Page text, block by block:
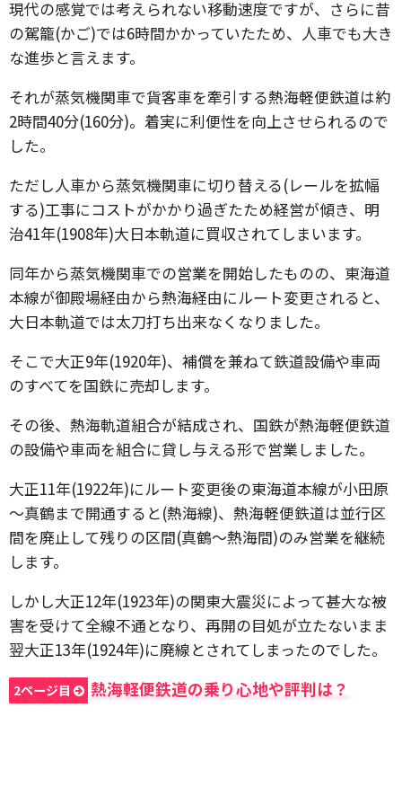
現代の感覚では考えられない移動速度ですが、さらに昔
の駕籠(かご)では6時間かかっていたため、人車でも大き
な進歩と言えます。
それが蒸気機関車で貨客車を牽引する熱海軽便鉄道は約
2時間40分(160分)。着実に利便性を向上させられるので
した。
ただし人車から蒸気機関車に切り替える(レールを拡幅
する)工事にコストがかかり過ぎたため経営が傾き、明
治41年(1908年)大日本軌道に買収されてしまいます。
同年から蒸気機関車での営業を開始したものの、東海道
本線が御殿場経由から熱海経由にルート変更されると、
大日本軌道では太刀打ち出来なくなりました。
そこで大正9年(1920年)、補償を兼ねて鉄道設備や車両
のすべてを国鉄に売却します。
その後、熱海軌道組合が結成され、国鉄が熱海軽便鉄道
の設備や車両を組合に貸し与える形で営業しました。
大正11年(1922年)にルート変更後の東海道本線が小田原
～真鶴まで開通すると(熱海線)、熱海軽便鉄道は並行区
間を廃止して残りの区間(真鶴～熱海間)のみ営業を継続
します。
しかし大正12年(1923年)の関東大震災によって甚大な被
害を受けて全線不通となり、再開の目処が立たないまま
翌大正13年(1924年)に廃線とされてしまったのでした。
2ページ目 熱海軽便鉄道の乗り心地や評判は？